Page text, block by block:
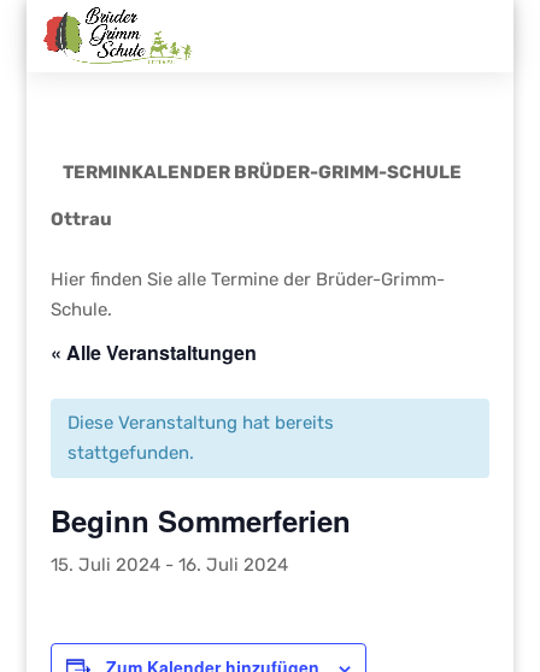
TERMINKALENDER BRÜDER-GRIMM-SCHULE
Ottrau
Hier finden Sie alle Termine der Brüder-Grimm-
Schule.
« Alle Veranstaltungen
Diese Veranstaltung hat bereits
stattgefunden.
Beginn Sommerferien
15. Juli 2024 -16. Juli 2024
Zum Kalender hinzufügen